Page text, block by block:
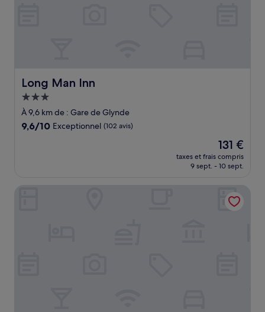
Long Man Inn
Long Man Inn
Hébergement
3.0 étoiles
À 9,6 km de : Gare de Glynde
9.6
9,6/10 Exceptionnel (102 avis)
Le
nouveau
prix
de
131 €
131 €
taxes et frais compris
9 sept. - 10 sept.